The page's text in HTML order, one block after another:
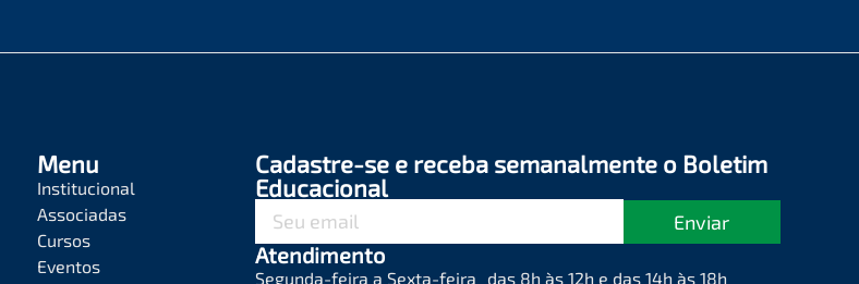
Menu
Institucional
Associadas
Cursos
Eventos
Cadastre-se e receba semanalmente o Boletim
Educacional
Enviar
Atendimento
Segunda-feira a Sexta-feira das 8h às 12h e das 14h às 18h